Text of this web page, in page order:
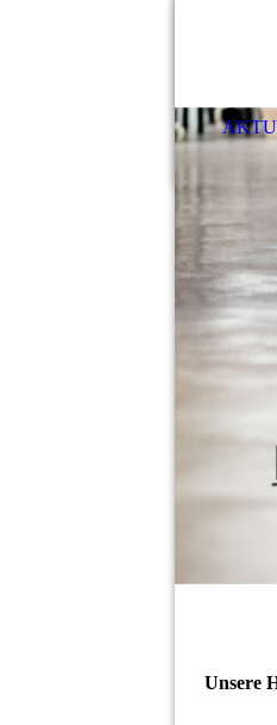
Unsere